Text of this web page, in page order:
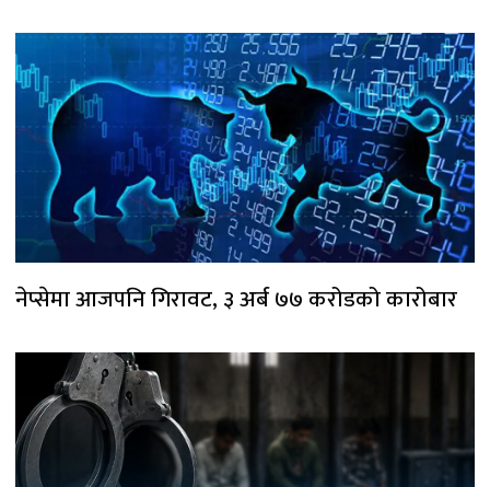
नेप्सेमा आजपनि गिरावट, ३ अर्ब ७७ करोडको कारोबार